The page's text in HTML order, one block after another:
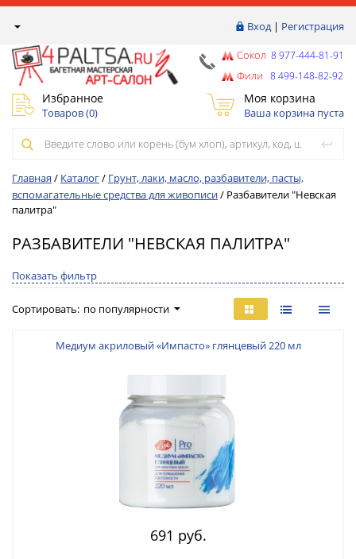
Вход| Регистрация
Сокол 8 977-444-81-91
Фили 8 499-148-82-92
Избранное
Товаров (0)
Моя корзина
Ваша корзина пуста
Главная / Каталог/ Грунт, лаки, масло, разбавители, пасты,
вспомагательные средства для живописи/ Разбавители "Невская
палитра"
РАЗБАВИТЕЛИ "НЕВСКАЯ ПАЛИТРА"
Показать фильтр
Сортировать: по популярности
Медиум акриловый «Импасто» глянцевый 220 мл
691 руб.